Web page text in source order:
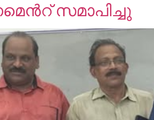
സമാപിച്ചു